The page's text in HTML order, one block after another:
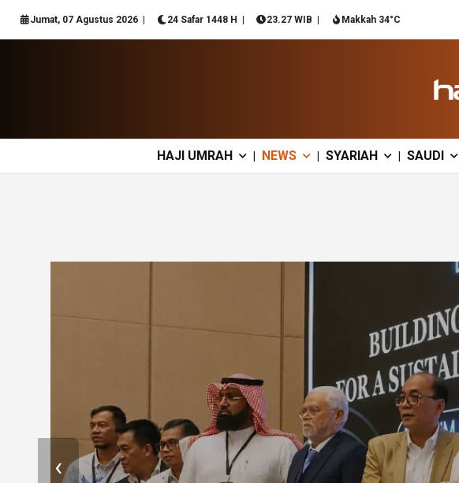
Jumat, 07 Agustus 2026 24 Safar 1448 H 23.27 WIB Makkah 34°C
HAJI UMRAH | NEWS | SYARIAH | SAUDI
‹